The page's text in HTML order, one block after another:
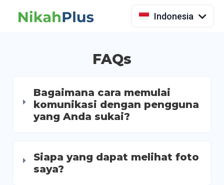
Indonesia
Français
FAQs
Bagaimana cara memulai
komunikasi dengan pengguna
yang Anda sukai?
Siapa yang dapat melihat foto
saya?